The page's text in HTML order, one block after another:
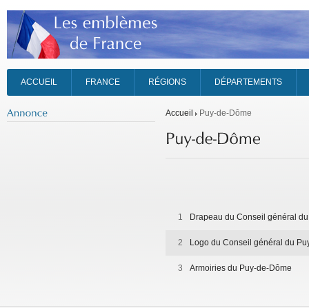
ACCUEIL FRANCE RÉGIONS DÉPARTEMENTS
Accueil Puy-de-Dôme
1 Drapeau du Conseil général
2 Logo du Conseil général du
3 Armoiries du Puy-de-Dôme